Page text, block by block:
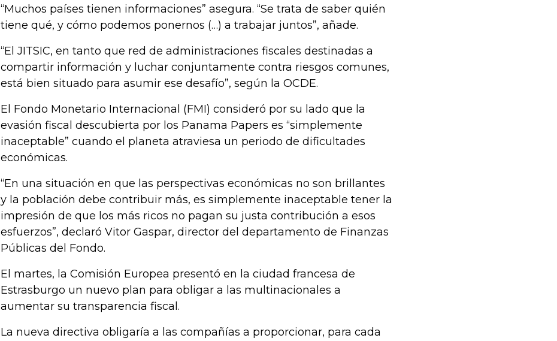
“Muchos países tienen informaciones” asegura. “Se trata de saber quién
tiene qué, y cómo podemos ponernos (…) a trabajar juntos”, añade.
“El JITSIC, en tanto que red de administraciones fiscales destinadas a
compartir información y luchar conjuntamente contra riesgos comunes,
está bien situado para asumir ese desafío”, según la OCDE.
El Fondo Monetario Internacional (FMI) consideró por su lado que la
evasión fiscal descubierta por los Panama Papers es “simplemente
inaceptable” cuando el planeta atraviesa un periodo de dificultades
económicas.
“En una situación en que las perspectivas económicas no son brillantes
y la población debe contribuir más, es simplemente inaceptable tener la
impresión de que los más ricos no pagan su justa contribución a esos
esfuerzos”, declaró Vitor Gaspar, director del departamento de Finanzas
Públicas del Fondo.
El martes, la Comisión Europea presentó en la ciudad francesa de
Estrasburgo un nuevo plan para obligar a las multinacionales a
aumentar su transparencia fiscal.
La nueva directiva obligaría a las compañías a proporcionar, para cada